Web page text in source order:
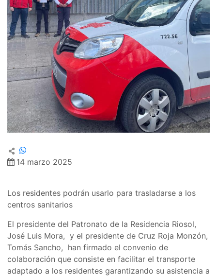
14 marzo 2025
Los residentes podrán usarlo para trasladarse a los
centros sanitarios
El presidente del Patronato de la Residencia Riosol,
José Luis Mora, y el presidente de Cruz Roja Monzón,
Tomás Sancho, han firmado el convenio de
colaboración que consiste en facilitar el transporte
adaptado a los residentes garantizando su asistencia a